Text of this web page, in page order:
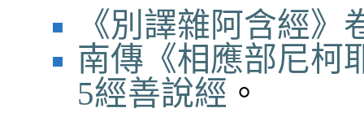
《別譯雜阿含經》
南傳《相應部尼柯
5經善說經 。